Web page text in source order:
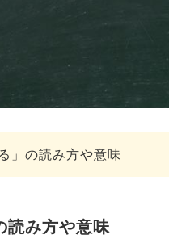
「冥利に尽きる」を使った
「冥利に尽きる」を分解
「冥利に尽きる」を使った
」の読み方や意味
読み方や意味